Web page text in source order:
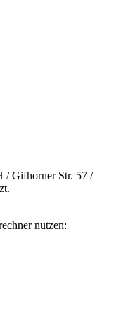
/ Gifhorner Str. 57 /
nutzen: